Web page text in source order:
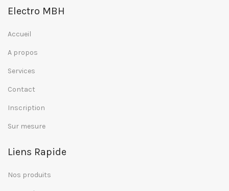
Electro MBH
Accueil
A propos
Services
Contact
Inscription
Sur mesure
Liens Rapide
Nos produits